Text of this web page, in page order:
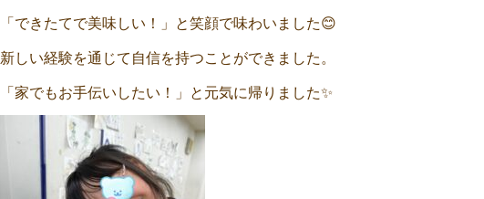
「できたてで美味しい！」と笑顔で味わいました😊
新しい経験を通じて自信を持つことができました。
「家でもお手伝いしたい！」と元気に帰りました✨